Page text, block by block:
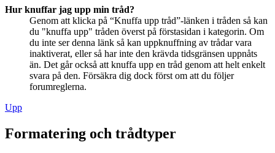
Hur knuffar jag upp min tråd?
Genom att klicka på “Knuffa upp tråd”-länken i tråden så kan
du "knuffa upp" tråden överst på förstasidan i kategorin. Om
du inte ser denna länk så kan uppknuffning av trådar vara
inaktiverat, eller så har inte den krävda tidsgränsen uppnåts
än. Det går också att knuffa upp en tråd genom att helt enkelt
svara på den. Försäkra dig dock först om att du följer
forumreglerna.
Upp
Formatering och trådtyper